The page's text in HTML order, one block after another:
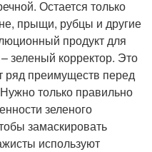
Остается только
прыщи, рубцы и другие
продукт для
зеленый корректор. Это
ряд преимуществ перед
только правильно
зеленого
замаскировать
используют